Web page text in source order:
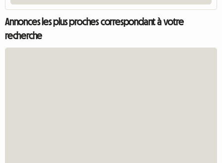
Annonces les plus proches correspondant à votre
recherche